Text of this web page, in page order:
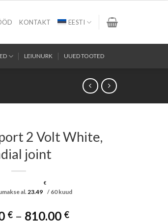
KONTAKT EESTI
LEIUNURK UUED TOOTED
2 Volt White,
joint
al.23.49
€
/ 60 kuud
€ – 810.00 €Hinnavahemik: